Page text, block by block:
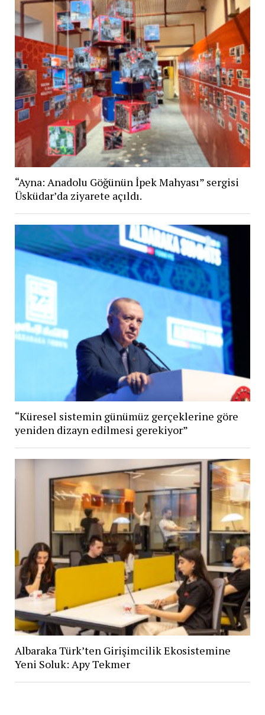
“Ayna: Anadolu Göğünün İpek Mahyası” sergisi
Üsküdar’da ziyarete açıldı.
“Küresel sistemin günümüz gerçeklerine göre
yeniden dizayn edilmesi gerekiyor”
Albaraka Türk’ten Girişimcilik Ekosistemine
Yeni Soluk: Apy Tekmer